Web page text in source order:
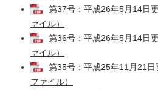
第37号：平成26年5月14日
ァイル）
第36号：平成26年5月14日
ァイル）
第35号：平成25年11月21
ファイル）